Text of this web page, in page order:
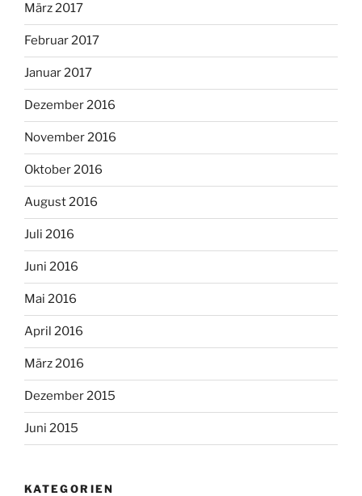
März 2017
Februar 2017
Januar 2017
Dezember 2016
November 2016
Oktober 2016
August 2016
Juli 2016
Juni 2016
Mai 2016
April 2016
März 2016
Dezember 2015
Juni 2015
KATEGORIEN